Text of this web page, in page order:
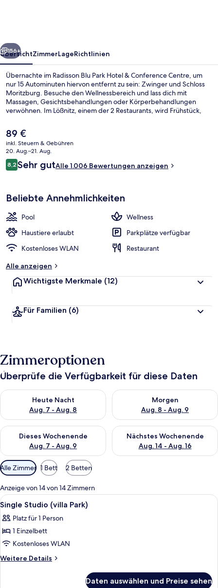
Centre
Weiter
156+
ÜbersichtZimmerLageRichtlinien
Übernachte im Radisson Blu Park Hotel & Conference Centre, um
nur 15 Autominuten hiervon entfernt zu sein: Zwinger und Schloss
Moritzburg. Besuche den Wellnessbereich und lass dich mit
Massagen, Gesichtsbehandlungen oder Körperbehandlungen
verwöhnen. Im Lößnitz, einem der 2 Restaurants, wird Frühstück,
dieses Hotel im luxuriösen Stil einen Innenpool, einen Außenpool
und eine Loungebar. Andere Reisende lieben das hilfsbereite
Personal.
Der
aktuelle
Preis
beträgt
89 €.
89 €
inkl. Steuern & Gebühren
20. Aug.–21. Aug.
Bewertungen
8,28,2 von 10.
Sehr gutAlle 1.006 Bewertungen anzeigen
Beliebte Annehmlichkeiten
Pool
Wellness
Haustiere erlaubt
Parkplätze verfügbar
Kostenloses WLAN
Restaurant
Alle anzeigen
Wichtigste Merkmale (12)
Für Familien (6)
Zimmeroptionen
Überprüfe die Verfügbarkeit für diese Daten
Heute Nacht
Aug. 7 - Aug. 8
Überprüfe die Verfügbarkeit für heute Nacht, Aug. 7 - Aug. 8.
Morgen
Aug. 8 - Aug. 9
Überprüfe die Verfügbarkeit
Dieses Wochenende
Aug. 7 - Aug. 9
Überprüfe die Verfügbarkeit für dieses Wochenende, Aug. 7
Nächstes Wochenende
Aug. 14 - Aug. 16
Überprüfe die Verfügbarkeit
Verfügbare
Filter
für
Zimmer
Alle Zimmer 1 Bett 2 Betten
Anzeige von 14 von 14 Zimmern
Alle
Fotos
für
Single
Studio
(villa
Allergikerbettwaren, Zimmersafe,
5
Single Studio (villa Park)
Platz für 1 Person
1 Einzelbett
Kostenloses WLAN
Weitere Details
Weitere
Daten auswählen und Preise sehen